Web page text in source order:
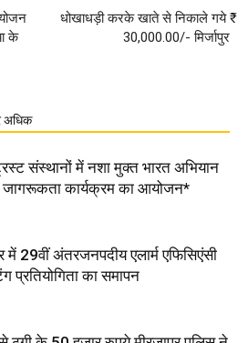
के
धोखाधड़ी करके खाते से निकाले गये ₹
30,000.00/- मिर्जापुर
संस्थानों में नशा मुक्त भारत अभियान
कार्यक्रम का आयोजन*
में 29वीं अंतरजनपदीय एलार्म एफिसिएंसी
प्रतियोगिता का समापन